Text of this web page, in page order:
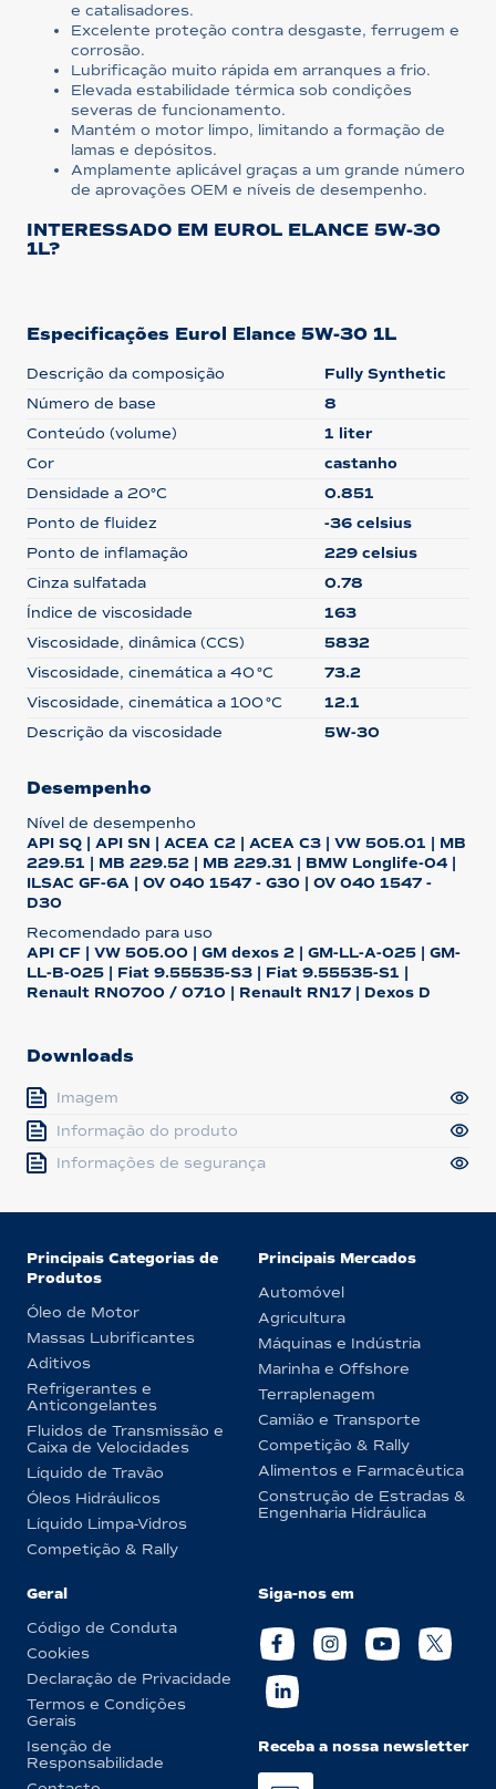
e catalisadores.
Excelente proteção contra desgaste, ferrugem e
corrosão.
Lubrificação muito rápida em arranques a frio.
Elevada estabilidade térmica sob condições
severas de funcionamento.
Mantém o motor limpo, limitando a formação de
lamas e depósitos.
Amplamente aplicável graças a um grande número
de aprovações OEM e níveis de desempenho.
INTERESSADO EM EUROL ELANCE 5W-30
1L?
Especificações Eurol Elance 5W-30 1L
Descrição da composição
Fully Synthetic
Número de base
8
Conteúdo (volume)
1 liter
Cor
castanho
Densidade a 20°C
0.851
Ponto de fluidez
-36 celsius
Ponto de inflamação
229 celsius
Cinza sulfatada
0.78
Índice de viscosidade
163
Viscosidade, dinâmica (CCS)
5832
Viscosidade, cinemática a 40 °C
73.2
Viscosidade, cinemática a 100 °C
12.1
Descrição da viscosidade
5W-30
Desempenho
Nível de desempenho
API SQ | API SN | ACEA C2 | ACEA C3 | VW 505.01 | MB
229.51 | MB 229.52 | MB 229.31 | BMW Longlife-04 |
ILSAC GF-6A | OV 040 1547 - G30 | OV 040 1547 -
D30
Recomendado para uso
API CF | VW 505.00 | GM dexos 2 | GM-LL-A-025 | GM-
LL-B-025 | Fiat 9.55535-S3 | Fiat 9.55535-S1 |
Renault RN0700 / 0710 | Renault RN17 | Dexos D
Downloads
Imagem
Informação do produto
Informações de segurança
Principais Categorias de
Produtos
Óleo de Motor
Massas Lubrificantes
Aditivos
Refrigerantes e
Anticongelantes
Fluidos de Transmissão e
Caixa de Velocidades
Líquido de Travão
Óleos Hidráulicos
Líquido Limpa-Vidros
Competição & Rally
Principais Mercados
Automóvel
Agricultura
Máquinas e Indústria
Marinha e Offshore
Terraplenagem
Camião e Transporte
Competição & Rally
Alimentos e Farmacêutica
Construção de Estradas &
Engenharia Hidráulica
Geral
Código de Conduta
Cookies
Declaração de Privacidade
Termos e Condições
Gerais
Isenção de
Responsabilidade
Siga-nos em
Receba a nossa newsletter